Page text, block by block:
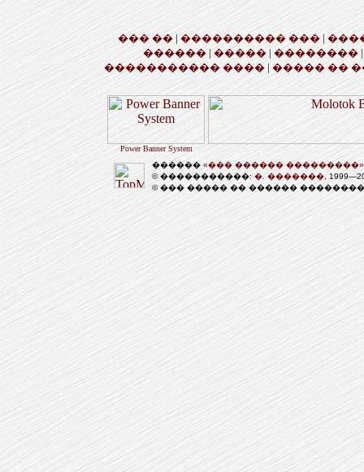
��� ��| ���������� ���|
������|�����|��������
����������� ���� |����� ��
Power Banner System
������ «��� ������ ���������»
© �����������: �. ������� ,
© ��� ����� �� ������